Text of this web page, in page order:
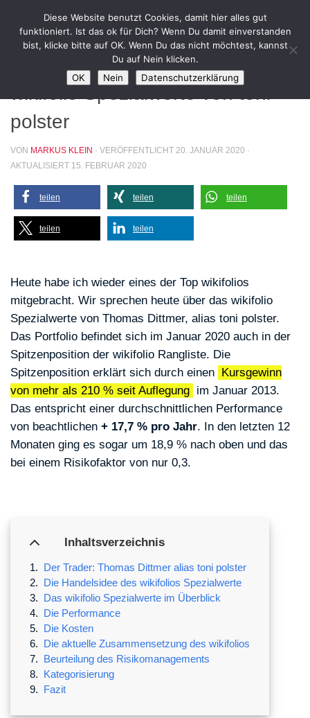
Zum Inhalt springen
INVESTIEREN / WIKI_EMPFEHLUNG
polster
VON MARKUS KLEIN · VERÖFFENTLICHT 20. JANUAR 2020 ·
AKTUALISIERT 15. FEBRUAR 2020
teilen teilen teilen
teilen teilen
Heute habe ich wieder eines der Top wikifolios
mitgebracht. Wir sprechen heute über das wikifolio
Spezialwerte von Thomas Dittmer, alias toni polster.
Das Portfolio befindet sich im Januar 2020 auch in der
Spitzenposition der wikifolio Rangliste. Die
Spitzenposition erklärt sich durch einen Kursgewinn
von mehr als 210 % seit Auflegung im Januar 2013.
Das entspricht einer durchschnittlichen Performance
von beachtlichen + 17,7 % pro Jahr. In den letzten 12
Monaten ging es sogar um 18,9 % nach oben und das
bei einem Risikofaktor von nur 0,3.
Inhaltsverzeichnis
Der Trader: Thomas Dittmer alias toni polster
Die Handelsidee des wikifolios Spezialwerte
Das wikifolio Spezialwerte im Überblick
Die Performance
Die Kosten
Die aktuelle Zusammensetzung des wikifolios
Beurteilung des Risikomanagements
Kategorisierung
Fazit
Diese Website benutzt Cookies, damit hier alles gut
funktioniert. Ist das ok für Dich? Wenn Du damit einverstanden
bist, klicke bitte auf OK. Wenn Du das nicht möchtest, kannst
Du auf Nein klicken.
OK
Nein Datenschutzerklärung